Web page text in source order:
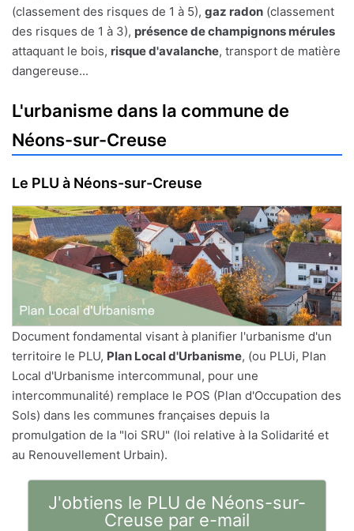
(classement des risques de 1 à 5), gaz radon (classement
des risques de 1 à 3), présence de champignons mérules
attaquant le bois, risque d'avalanche, transport de matière
dangereuse...
L'urbanisme dans la commune de
Néons-sur-Creuse
Le PLU à Néons-sur-Creuse
Document fondamental visant à planifier l'urbanisme d'un
territoire le PLU, Plan Local d'Urbanisme, (ou PLUi, Plan
Local d'Urbanisme intercommunal, pour une
intercommunalité) remplace le POS (Plan d'Occupation des
Sols) dans les communes françaises depuis la
promulgation de la "loi SRU" (loi relative à la Solidarité et
au Renouvellement Urbain).
J'obtiens le PLU de Néons-sur-
Creuse par e-mail